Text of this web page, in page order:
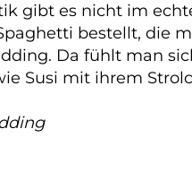
gibt es nicht im
bestellt, die
Da fühlt man
Susi mit ihrem